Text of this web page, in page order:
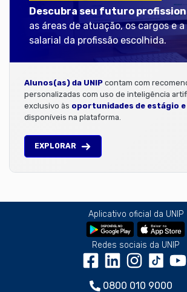
Descubra seu futuro
as áreas de atuação, os cargos e a
salarial da profissão escolhida.
Alunos(as) da UNIP contam com
personalizadas com uso de inteligência
exclusivo às oportunidades de estágio
disponíveis na plataforma.
EXPLORAR
Aplicativo oficial da UNIP
Redes sociais da UNIP
0800 010 9000